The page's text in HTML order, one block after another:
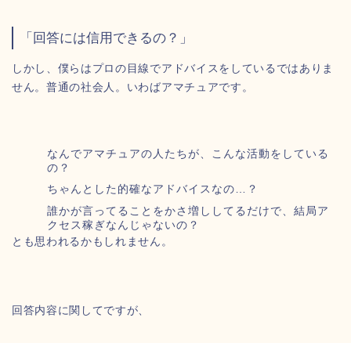
「回答には信用できるの？」
しかし、僕らはプロの目線でアドバイスをしているではありま
せん。普通の社会人。いわばアマチュアです。
なんでアマチュアの人たちが、こんな活動をしている
の？
ちゃんとした的確なアドバイスなの…？
誰かが言ってることをかさ増ししてるだけで、結局ア
クセス稼ぎなんじゃないの？
とも思われるかもしれません。
回答内容に関してですが、